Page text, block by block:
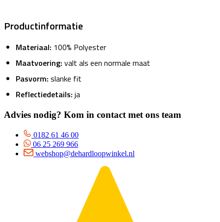
Productinformatie
Materiaal: 100% Polyester
Maatvoering: valt als een normale maat
Pasvorm: slanke fit
Reflectiedetails: ja
Advies nodig? Kom in contact met ons team
0182 61 46 00
06 25 269 966
webshop@dehardloopwinkel.nl